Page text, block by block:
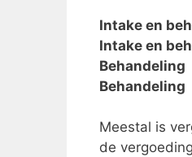
Intake en
Intake en
Meestal is
de